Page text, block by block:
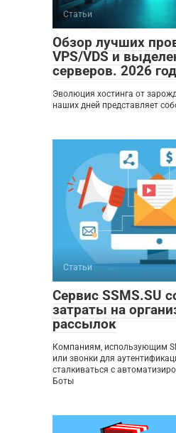
Статьи
Обзор лучших
VPS/VDS и
серверов. 2026
Эволюция хостинга от
наших дней представляет
Статьи
Сервис SSMS.SU
затраты на
рассылок
Компаниям, использующим
или звонки для
сталкиваться с
Боты